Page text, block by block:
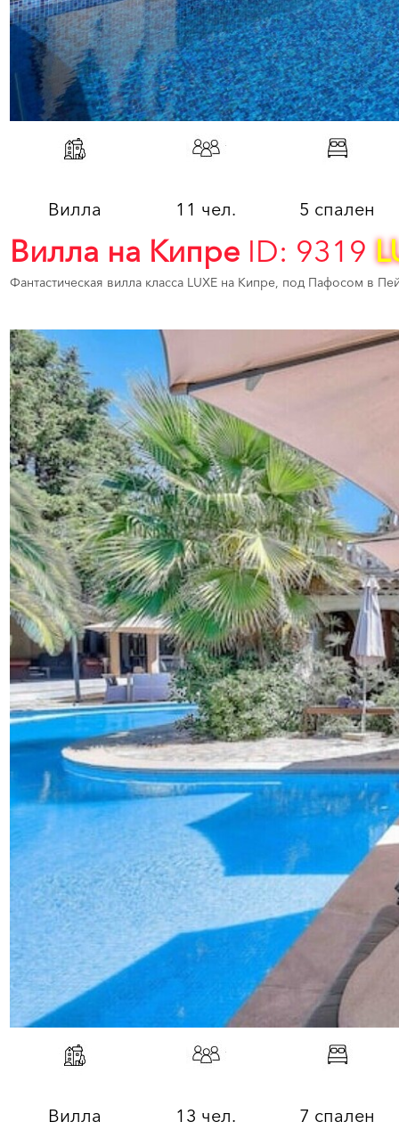
Вилла 11 чел. 5 спален
Вилла на Кипре ID: 9319
Фантастическая вилла класса LUXE на Кипре, под Пафосом в
Вилла 13 чел. 7 спален